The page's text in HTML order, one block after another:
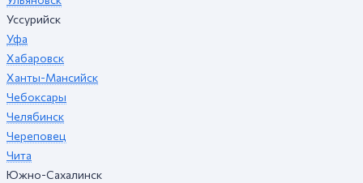
Уссурийск
Уфа
Хабаровск
Ханты-Мансийск
Чебоксары
Челябинск
Череповец
Чита
Южно-Сахалинск